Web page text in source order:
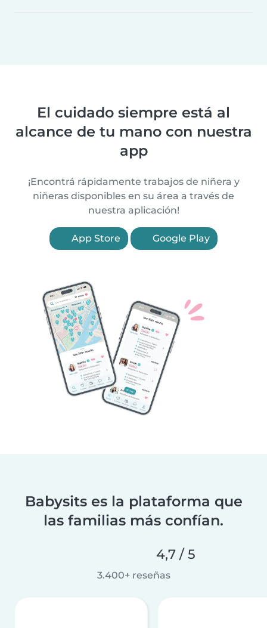
El cuidado siempre está al
alcance de tu mano con nuestra
app
¡Encontrá rápidamente trabajos de niñera y
niñeras disponibles en su área a través de
nuestra aplicación!
App Store Google Play
Babysits es la plataforma que
las familias más confían.
4,7 / 5
3.400+ reseñas